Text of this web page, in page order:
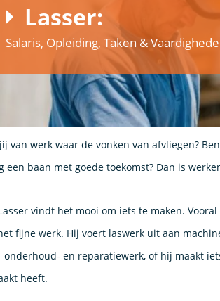
Lasser:
Salaris, Opleiding, Taken &
van werk waar de vonken van afvliegen?
een baan met goede toekomst? Dan is
vindt het mooi om iets te maken.
fijne werk. Hij voert laswerk uit aan
en reparatiewerk, of hij maakt
heeft.